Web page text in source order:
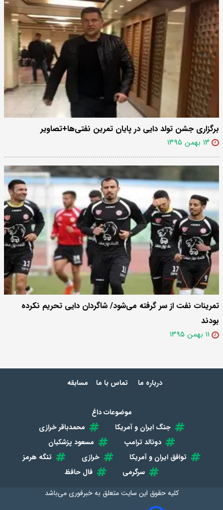
برگزاری جشن تولد دایی در پایان تمرین نفتی‌ها+تصاویر
۱۳ بهمن ۱۳۹۵
تمرینات نفت از سر گرفته می‌شود/ شاگردان دایی تحریم نکرده
بودند
۱۱ بهمن ۱۳۹۵
درباره ما تماس با ما مسابقه
موضوعات داغ
جنگ ایران و آمریکا
محمدباقر خرازی
دونالد ترامپ
مسعود پزشکیان
توافق ایران و آمریکا
خرازی
تنگه هرمز
سرگرمی
فال حافظ
کلیه حقوق این سایت متعلق بهخبرفوری می‌باشد